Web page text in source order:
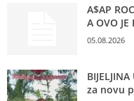
A$AP
A OVO
05.08.2026
za novu